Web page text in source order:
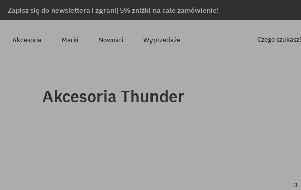
Zapisz się do newslettera i zgranij 5% zniżki na całe zamówienie!
Akcesoria Marki Nowości Wyprzedaże Czego
Akcesoria Thunder
3